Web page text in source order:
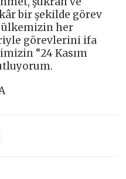
bir şekilde görev
ülkemizin her
görevlerini ifa
“24 Kasım